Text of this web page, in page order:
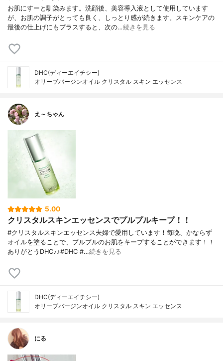
お肌にすーと馴染みます。洗顔後、美容導入液として使用しています
が、お肌の調子がとっても良く、しっとり感が続きます。スキンケアの
最後の仕上げにもプラスすると、次の…続きを見る
DHC(ディーエイチシー)
オリーブバージンオイル クリスタル スキン エッセンス
え～ちゃん
5.00
クリスタルスキンエッセンスでプルプルキープ！！
#クリスタルスキンエッセンス夫婦で愛用しています！毎晩、かならず
オイルを塗ることで、プルプルのお肌をキープすることができます！！
ありがとうDHC♪♪#DHC #…続きを見る
DHC(ディーエイチシー)
オリーブバージンオイル クリスタル スキン エッセンス
にる